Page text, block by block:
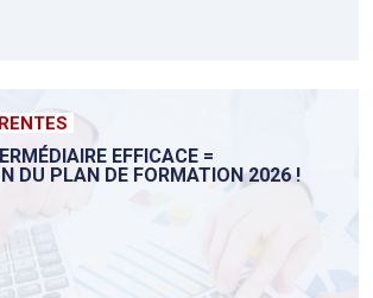
EFFICACE =
DU PLAN DE FORMATION 2026 !